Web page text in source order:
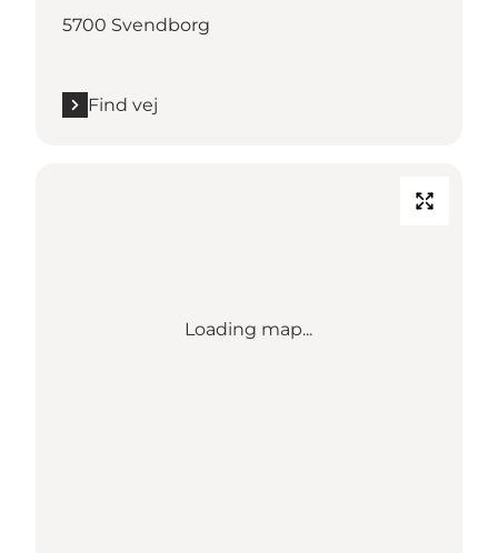
5700 Svendborg
Find vej
Loading map...